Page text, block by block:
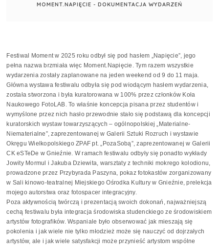
MOMENT.NAPIĘCIE - DOKUMENTACJA WYDARZEŃ
Festiwal Moment w 2025 roku odbył się pod hasłem „Napięcie”, jego
pełna nazwa brzmiała więc Moment.Napięcie. Tym razem wszystkie
wydarzenia zostały zaplanowane na jeden weekend od 9 do 11 maja.
Główna wystawa festiwalu odbyła się pod wiodącym hasłem wydarzenia,
została stworzona i była kuratorowana w 100% przez członków Koła
Naukowego FotoLAB. To właśnie koncepcja pisana przez studentów i
wymyślone przez nich hasło przewodnie stało się podstawą dla koncepcji
kuratorskich wystaw towarzyszących – ogólnopolskiej „Materialne-
Niematerialne”, zaprezentowanej w Galerii Sztuki Rozruch i wystawie
Okręgu Wielkopolskiego ZPAF pt. „PozaSobą”, zaprezentowanej w Galerii
CK eSTeDe w Gnieźnie. W ramach festiwalu odbyły się ponadto wykłady
Jowity Mormul i Jakuba Dziewita, warsztaty z techniki mokrego kolodionu,
prowadzone przez Przybyrada Paszyna, pokaz fotokastów zorganizowany
w Sali kinowo-teatralnej Miejskiego Ośrodka Kultury w Gnieźnie, prelekcja
mojego autorstwa oraz fotospacer integracyjny.
Poza aktywnością twórczą i prezentacją swoich dokonań, najważniejszą
cechą festiwalu była integracja środowiska studenckiego ze środowiskiem
artystów fotografików. Wspaniale było obserwować jak mieszają się
pokolenia i jak wiele nie tylko młodzież może się nauczyć od dojrzałych
artystów, ale i jak wiele satysfakcji może przynieść artystom wspólne